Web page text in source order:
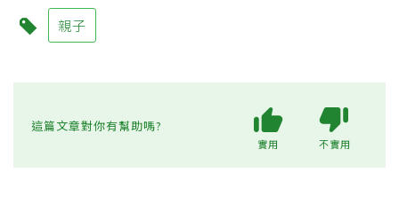
親子
這篇文章對你有幫助嗎?
實用 不實用